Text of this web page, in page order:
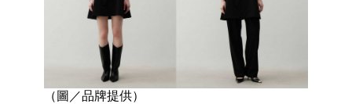
（圖／品牌提供）